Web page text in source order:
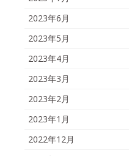
2023年6月
2023年5月
2023年4月
2023年3月
2023年2月
2023年1月
2022年12月